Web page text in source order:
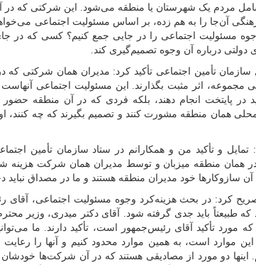
مردم یک شهرستان یا منطقه می‌شود. این شرکتی که
آن‌جا را به هم زده، بر اساس مسئولیت اجتماعی
مسئولیت اجتماعی را در جایی جمع کنیم؟ کسی که در
دولتی درباره آن وجوه تصمیم‌گیری کند.
سازمان تأمین اجتماعی تأکید کرد: مدیران همان شرکتی که
مجموعه، اثر مثبت بگذارند. این مسئولیت اجتماعی
در پایتخت انجام دهند، بلکه فردی که در آن منطقه
همان منطقه مشورت کنند و تصمیم بگیرند که چه
تمایل و تأکید من و همکارانم در ستاد سازمان تأمین
در همان منطقه میزبان و توسط مدیران همان شرکت هزینه
آن سازوکار‌ها خود مدیران منطقه هستند و ما در مصداق نباید
کرد: در بحث هزینه‌کرد وجوه مسئولیت اجتماعی،
که طبیعتاً باید جدی گرفته شود. آقای دکتر میدری، وزیر
مورد تأکید آقای رئیس‌جمهور است، تأکید دارند. ما
این موارد است، به همین موارد محدود کنیم و آنها را
اینها دو مورد از مصادیقی هستند که در آن شرکت‌ها